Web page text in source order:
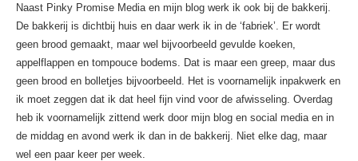
Naast Pinky Promise Media en mijn blog werk ik ook bij de bakkerij.
De bakkerij is dichtbij huis en daar werk ik in de ‘fabriek’. Er wordt
geen brood gemaakt, maar wel bijvoorbeeld gevulde koeken,
appelflappen en tompouce bodems. Dat is maar een greep, maar dus
geen brood en bolletjes bijvoorbeeld. Het is voornamelijk inpakwerk en
ik moet zeggen dat ik dat heel fijn vind voor de afwisseling. Overdag
heb ik voornamelijk zittend werk door mijn blog en social media en in
de middag en avond werk ik dan in de bakkerij. Niet elke dag, maar
wel een paar keer per week.